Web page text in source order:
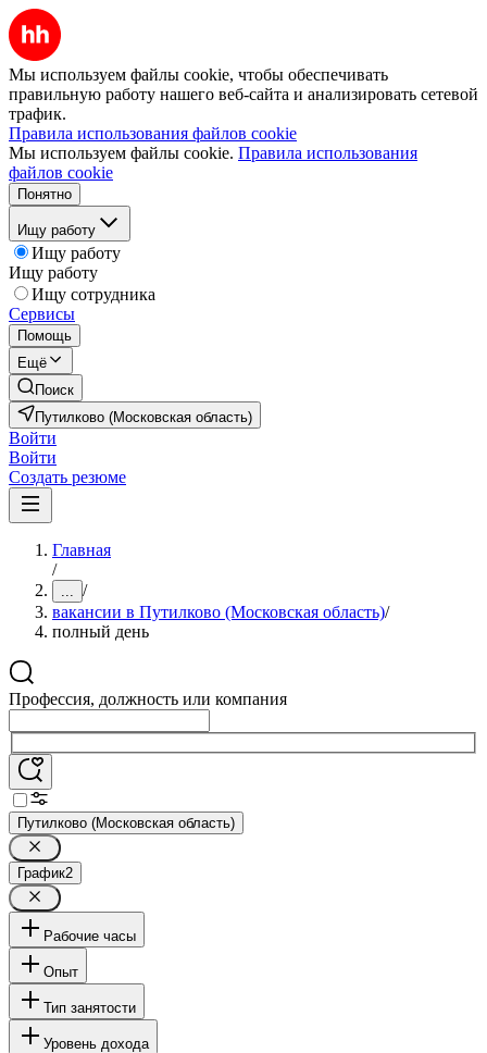
Мы используем файлы cookie, чтобы обеспечивать
правильную работу нашего веб-сайта и анализировать сетевой
трафик.
Правила использования файлов cookie
Мы используем файлы cookie. Правила использования
файлов cookie
Понятно
Ищу работу
Ищу работу
Ищу работу
Ищу сотрудника
Сервисы
Помощь
Ещё
Поиск
Путилково (Московская область)
Войти
Войти
Создать резюме
Главная
/
... /
вакансии в Путилково (Московская область)/
полный день
Профессия, должность или компания
Путилково (Московская область)
График2
Рабочие часы
Опыт
Тип занятости
Уровень дохода